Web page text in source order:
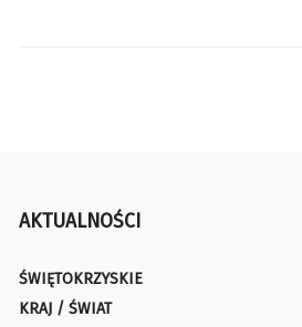
AKTUALNOŚCI
ŚWIĘTOKRZYSKIE
KRAJ / ŚWIAT